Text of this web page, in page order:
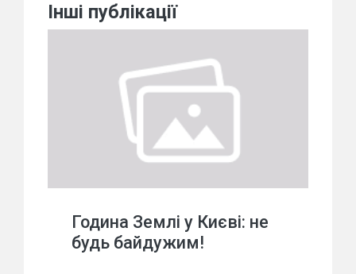
Інші публікації
Година Землі у Києві: не
будь байдужим!